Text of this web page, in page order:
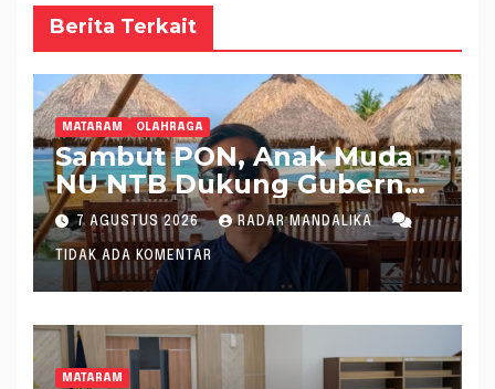
Berita Terkait
MATARAM OLAHRAGA
Sambut PON, Anak Muda
NU NTB Dukung Gubernur
Pimpin KONI NTB
7 AGUSTUS 2026 RADAR MANDALIKA
TIDAK ADA KOMENTAR
MATARAM